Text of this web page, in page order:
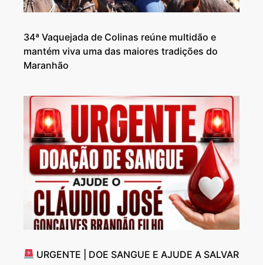
34ª Vaquejada de Colinas reúne multidão e
mantém viva uma das maiores tradições do
Maranhão
URGENTE | DOE SANGUE E AJUDE A SALVAR